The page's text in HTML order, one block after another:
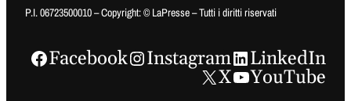
P.I. 06723500010 – Copyright: © LaPresse – Tutti i diritti riservati
Facebook Instagram
LinkedIn
X
YouTube